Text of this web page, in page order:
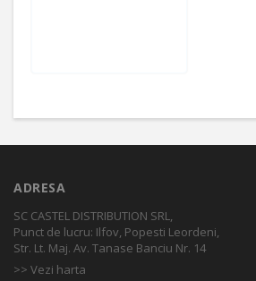
ADRESA
SC CASTEL DISTRIBUTION SRL,
Punct de lucru: Ilfov, Popesti Leordeni,
Str. Lt. Maj. Av. Tanase Banciu Nr. 14
>> Vezi harta